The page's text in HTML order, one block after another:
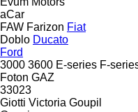
aCar
FAW Farizon Fiat
Doblo Ducato
Ford
3000 3600 E-series F-
Foton GAZ
33023
Giotti Victoria Goupil